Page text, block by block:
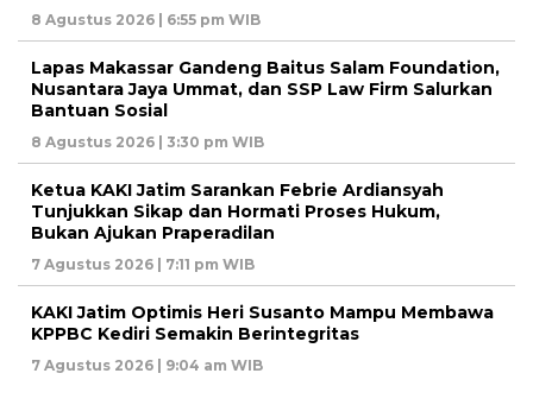
8 Agustus 2026 | 6:55 pm WIB
Lapas Makassar Gandeng Baitus Salam Foundation,
Nusantara Jaya Ummat, dan SSP Law Firm Salurkan
Bantuan Sosial
8 Agustus 2026 | 3:30 pm WIB
Ketua KAKI Jatim Sarankan Febrie Ardiansyah
Tunjukkan Sikap dan Hormati Proses Hukum,
Bukan Ajukan Praperadilan
7 Agustus 2026 | 7:11 pm WIB
KAKI Jatim Optimis Heri Susanto Mampu Membawa
KPPBC Kediri Semakin Berintegritas
7 Agustus 2026 | 9:04 am WIB